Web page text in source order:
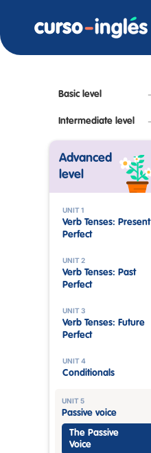
Basic level
Intermediate level
Advanced
level
UNIT 1
Verb Tenses: Present
Perfect
UNIT 2
Verb Tenses: Past
Perfect
UNIT 3
Verb Tenses: Future
Perfect
UNIT 4
Conditionals
UNIT 5
Passive voice
The Passive
Voice